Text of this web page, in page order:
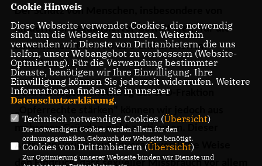
Der Schutz von Menschen, insbesondere von
Kindern vor sexualisierter Gewalt steht für die
Zukunftskoalition von CDU und Grünen im
Mittelpunkt.
Dem vorliegenden Antrag der SPD-Fraktion
mehreren Gründen nicht zustimmen. Dieser
Antrag insinuiert auf unverantwortliche Weise
den Eindruck, dass sexueller Missbrauch vor allem
Cookie Hinweis
Diese Webseite verwendet Cookies, die notwendig
sind, um die Webseite zu nutzen. Weiterhin
verwenden wir Dienste von Drittanbietern, die uns
helfen, unser Webangebot zu verbessern (Website-
Optmierung). Für die Verwendung bestimmter
Dienste, benötigen wir Ihre Einwilligung. Ihre
Einwilligung können Sie jederzeit widerrufen. Weitere
Informationen finden Sie in unserer
Datenschutzerklärung.
Technisch notwendige Cookies (Übersicht)
Die notwendigen Cookies werden allein für den
ordnungsgemäßen Gebrauch der Webseite benötigt.
Cookies von Drittanbietern (Übersicht)
Zur Optimierung unserer Webseite binden wir Dienste und